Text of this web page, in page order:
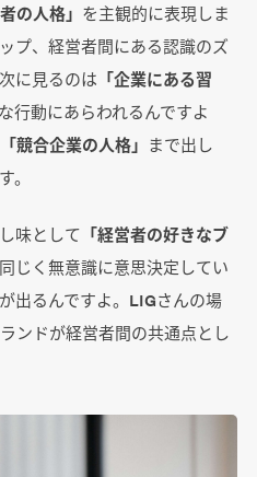
の人格」 を主観的に表現しま
プ、経営者間にある認識のズ
に見るのは 「企業にある習
行動にあらわれるんですよ
競合企業の人格」 まで出し
。
味として 「経営者の好きなブ
じく無意識に意思決定してい
出るんですよ。LIGさんの場
ンドが経営者間の共通点とし